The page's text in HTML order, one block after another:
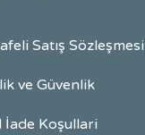
Satış Sözleşmesi
ve Güvenlik
İade Koşullari